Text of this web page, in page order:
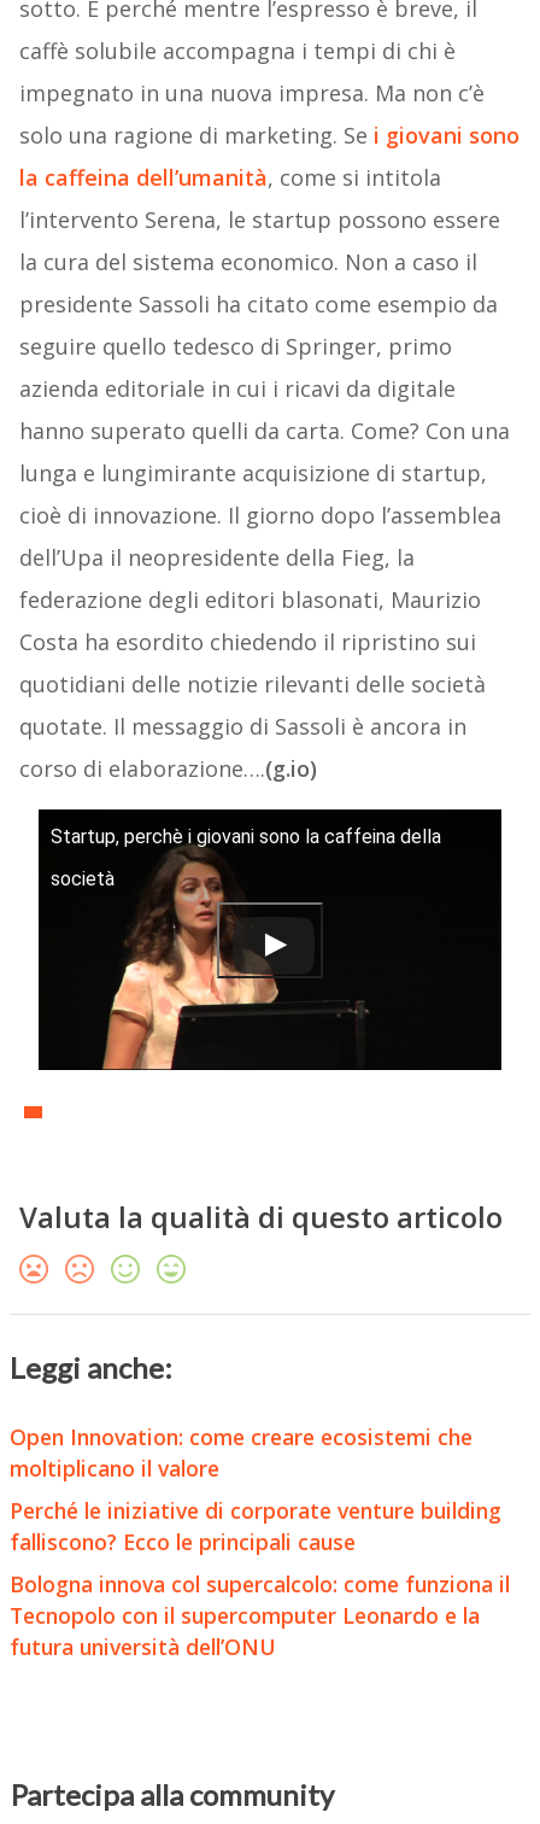
sotto. E perché mentre l’espresso è breve, il
caffè solubile accompagna i tempi di chi è
impegnato in una nuova impresa. Ma non c’è
solo una ragione di marketing. Se i giovani sono
la caffeina dell’umanità, come si intitola
l’intervento Serena, le startup possono essere
la cura del sistema economico. Non a caso il
presidente Sassoli ha citato come esempio da
seguire quello tedesco di Springer, primo
azienda editoriale in cui i ricavi da digitale
hanno superato quelli da carta. Come? Con una
lunga e lungimirante acquisizione di startup,
cioè di innovazione. Il giorno dopo l’assemblea
dell’Upa il neopresidente della Fieg, la
federazione degli editori blasonati, Maurizio
Costa ha esordito chiedendo il ripristino sui
quotidiani delle notizie rilevanti delle società
quotate. Il messaggio di Sassoli è ancora in
corso di elaborazione….(g.io)
Startup, perchè i giovani sono la caffeina della
società
Valuta la qualità di questo articolo
Leggi anche:
Open Innovation: come creare ecosistemi che
moltiplicano il valore
Perché le iniziative di corporate venture building
falliscono? Ecco le principali cause
Bologna innova col supercalcolo: come funziona il
Tecnopolo con il supercomputer Leonardo e la
futura università dell’ONU
Partecipa alla community